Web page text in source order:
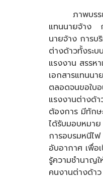
ภาพบรรยา
แทนนายจ้าง
นายจ้าง การบ
ต่างด้าวทั้งระบ
แรงงาน สรรห
เอกสารแทนน
ตลอดจนขอใบ
แรงงานต่างด้
ต้องการ มีทักษ
ได้รับมอบหมา
การอบรมหนีไ
อับอากาศ เพื่อ
รู้ความชำนาญ
คนงานต่าง